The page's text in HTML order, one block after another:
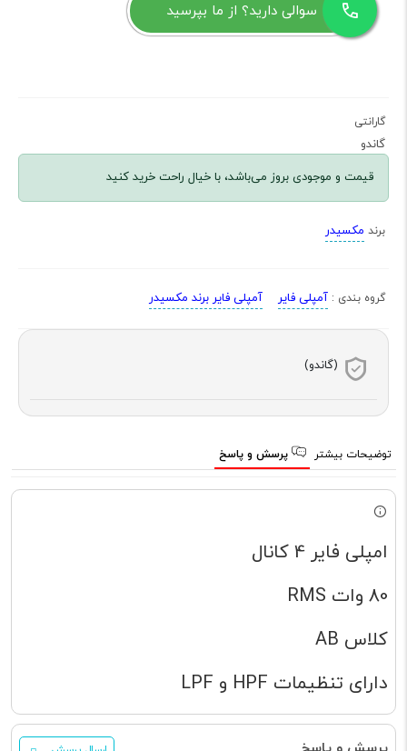
سوالی دارید؟ از ما بپرسید
گارانتی
گاندو
قیمت و موجودی بروز می‌باشد، با خیال راحت خرید کنید
برند مکسیدر
گروه بندی : آمپلی فایر آمپلی فایر برند مکسیدر
(گاندو)
توضیحات بیشتر پرسش و پاسخ
امپلی فایر 4 کانال
80 وات RMS
کلاس AB
دارای تنظیمات HPF و LPF